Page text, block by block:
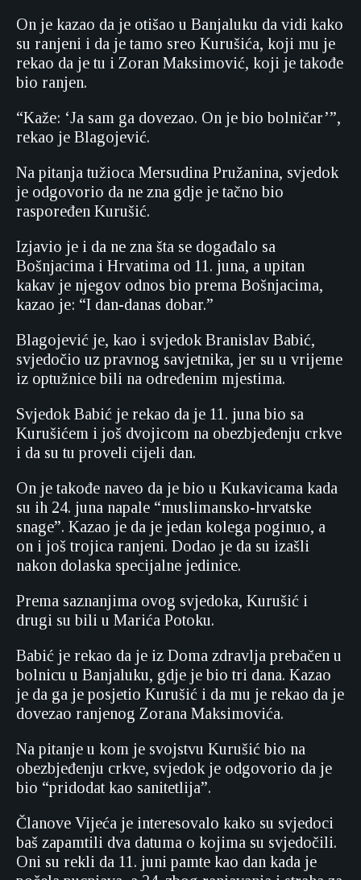
On je kazao da je otišao u Banjaluku da vidi kako
su ranjeni i da je tamo sreo Kurušića, koji mu je
rekao da je tu i Zoran Maksimović, koji je takođe
bio ranjen.
“Kaže: ‘Ja sam ga dovezao. On je bio bolničar’”,
rekao je Blagojević.
Na pitanja tužioca Mersudina Pružanina, svjedok
je odgovorio da ne zna gdje je tačno bio
raspoređen Kurušić.
Izjavio je i da ne zna šta se događalo sa
Bošnjacima i Hrvatima od 11. juna, a upitan
kakav je njegov odnos bio prema Bošnjacima,
kazao je: “I dan-danas dobar.”
Blagojević je, kao i svjedok Branislav Babić,
svjedočio uz pravnog savjetnika, jer su u vrijeme
iz optužnice bili na određenim mjestima.
Svjedok Babić je rekao da je 11. juna bio sa
Kurušićem i još dvojicom na obezbjeđenju crkve
i da su tu proveli cijeli dan.
On je takođe naveo da je bio u Kukavicama kada
su ih 24. juna napale “muslimansko-hrvatske
snage”. Kazao je da je jedan kolega poginuo, a
on i još trojica ranjeni. Dodao je da su izašli
nakon dolaska specijalne jedinice.
Prema saznanjima ovog svjedoka, Kurušić i
drugi su bili u Marića Potoku.
Babić je rekao da je iz Doma zdravlja prebačen u
bolnicu u Banjaluku, gdje je bio tri dana. Kazao
je da ga je posjetio Kurušić i da mu je rekao da je
dovezao ranjenog Zorana Maksimovića.
Na pitanje u kom je svojstvu Kurušić bio na
obezbjeđenju crkve, svjedok je odgovorio da je
bio “pridodat kao sanitetlija”.
Članove Vijeća je interesovalo kako su svjedoci
baš zapamtili dva datuma o kojima su svjedočili.
Oni su rekli da 11. juni pamte kao dan kada je